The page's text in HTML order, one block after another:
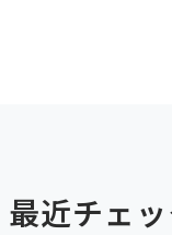
最近チェ